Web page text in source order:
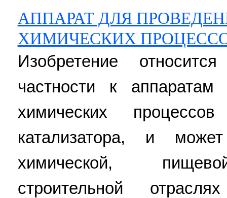
АППАРАТ ДЛЯ
ХИМИЧЕСКИХ
Изобретение
частности к
химических
катализатора, и
химической,
строительной